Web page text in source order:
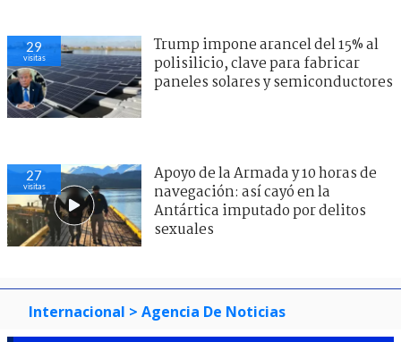
29
visitas
Trump impone arancel del 15% al
polisilicio, clave para fabricar
paneles solares y semiconductores
27
visitas
Apoyo de la Armada y 10 horas de
navegación: así cayó en la
Antártica imputado por delitos
sexuales
Internacional > Agencia De Noticias